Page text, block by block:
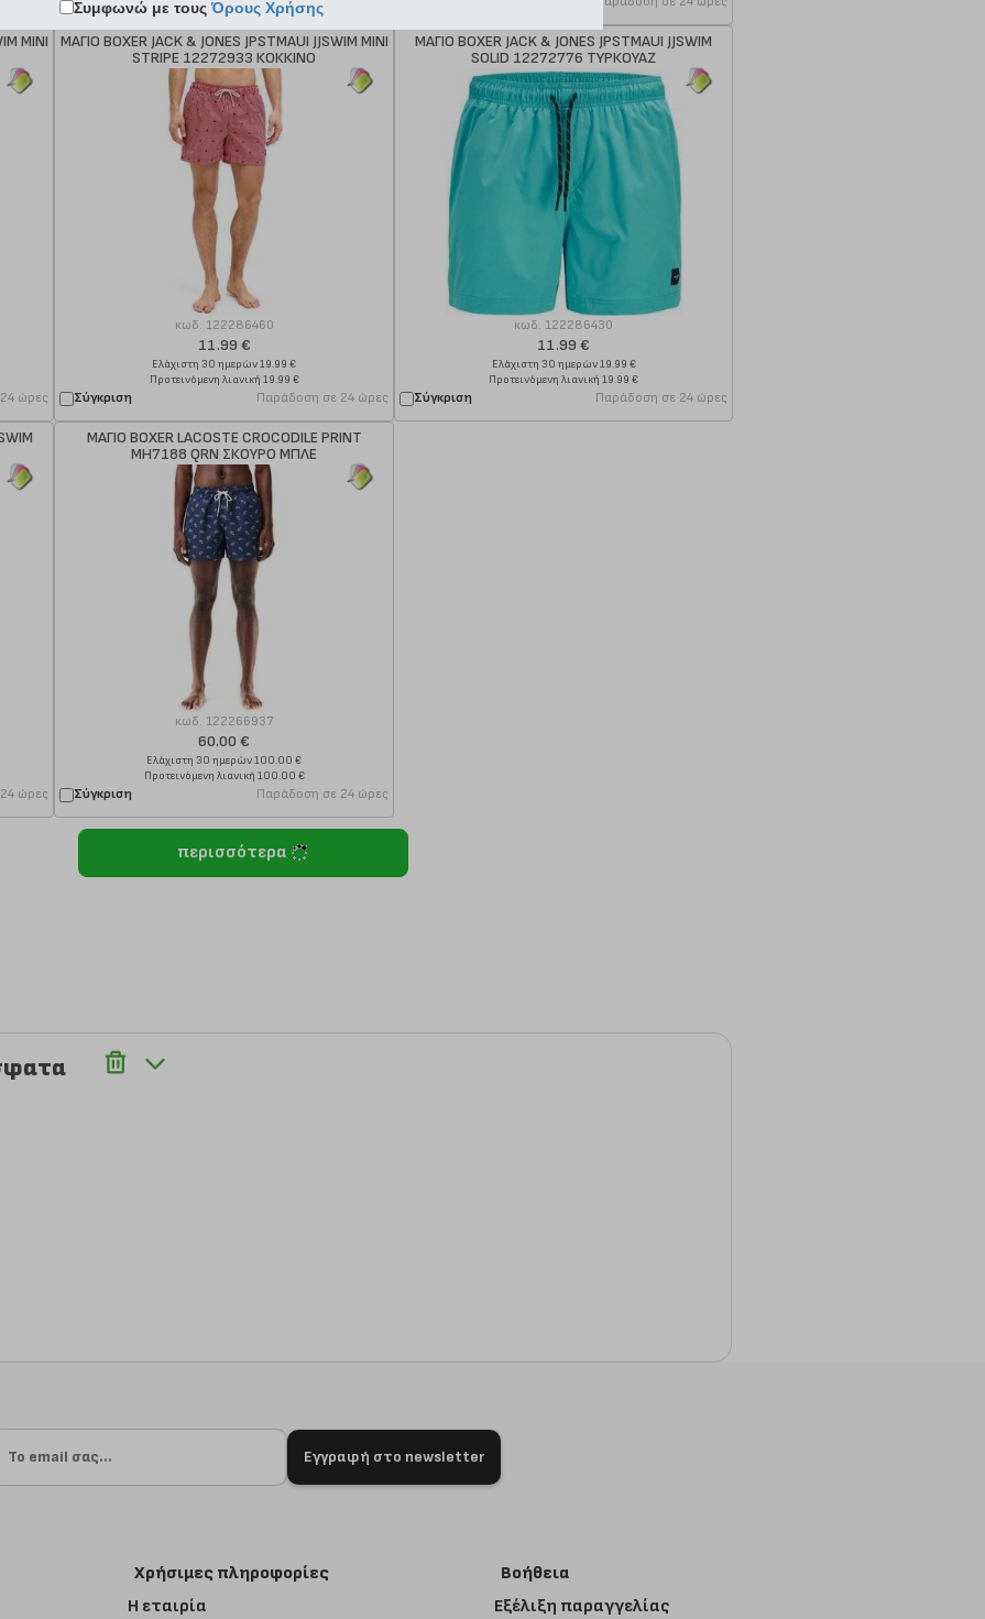
MINI
ώρες
ΜΑΓΙΟ BOXER JACK & JONES JPSTMAUI JJSWIM MINI
STRIPE 12272933 ΚΟΚΚΙΝΟ
κωδ. 122286460
11.99 €
Ελάχιστη 30 ημερών 19.99 €
Προτεινόμενη λιανική 19.99 €
Σύγκριση Παράδοση σε 24 ώρες
ΜΑΓΙΟ BOXER JACK & JONES JPSTMAUI JJSWIM
SOLID 12272776 ΤΥΡΚΟΥΑΖ
κωδ. 122286430
11.99 €
Ελάχιστη 30 ημερών 19.99 €
Προτεινόμενη λιανική 19.99 €
Σύγκριση Παράδοση σε 24 ώρες
ώρες
ΜΑΓΙΟ BOXER LACOSTE CROCODILE PRINT
MH7188 QRN ΣΚΟΥΡΟ ΜΠΛΕ
κωδ. 122266937
60.00 €
Ελάχιστη 30 ημερών 100.00 €
Προτεινόμενη λιανική 100.00 €
Σύγκριση Παράδοση σε 24 ώρες
περισσότερα
Εγγραφή στο newsletter
Χρήσιμες πληροφορίες
Η εταιρία
Βοήθεια
Εξέλιξη παραγγελίας
Συμφωνώ με τουςΌρους Χρήσης